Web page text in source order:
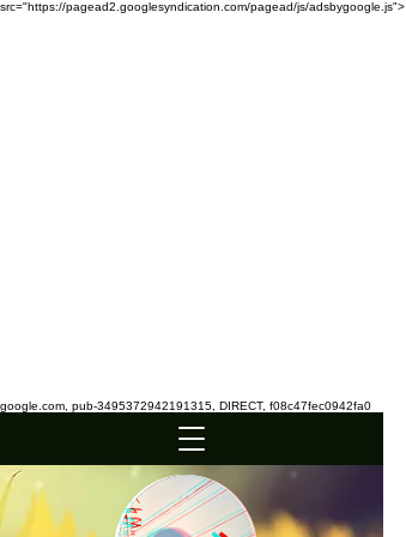
src="https://pagead2.googlesyndication.com/pagead/js/adsbygoogle.js">
google.com, pub-3495372942191315, DIRECT, f08c47fec0942fa0